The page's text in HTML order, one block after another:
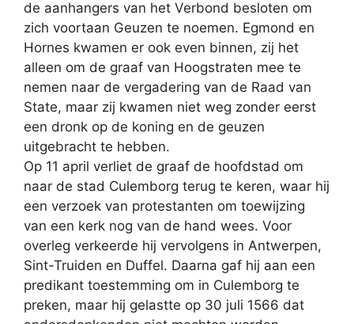
de aanhangers van het Verbond besloten om
zich voortaan Geuzen te noemen. Egmond en
Hornes kwamen er ook even binnen, zij het
alleen om de graaf van Hoogstraten mee te
nemen naar de vergadering van de Raad van
State, maar zij kwamen niet weg zonder eerst
een dronk op de koning en de geuzen
uitgebracht te hebben.
Op 11 april verliet de graaf de hoofdstad om
naar de stad Culemborg terug te keren, waar hij
een verzoek van protestanten om toewijzing
van een kerk nog van de hand wees. Voor
overleg verkeerde hij vervolgens in Antwerpen,
Sint-Truiden en Duffel. Daarna gaf hij aan een
predikant toestemming om in Culemborg te
preken, maar hij gelastte op 30 juli 1566 dat